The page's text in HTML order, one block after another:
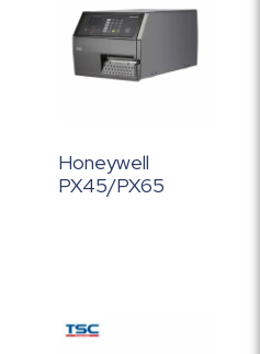
Honeywell
PX45/PX65